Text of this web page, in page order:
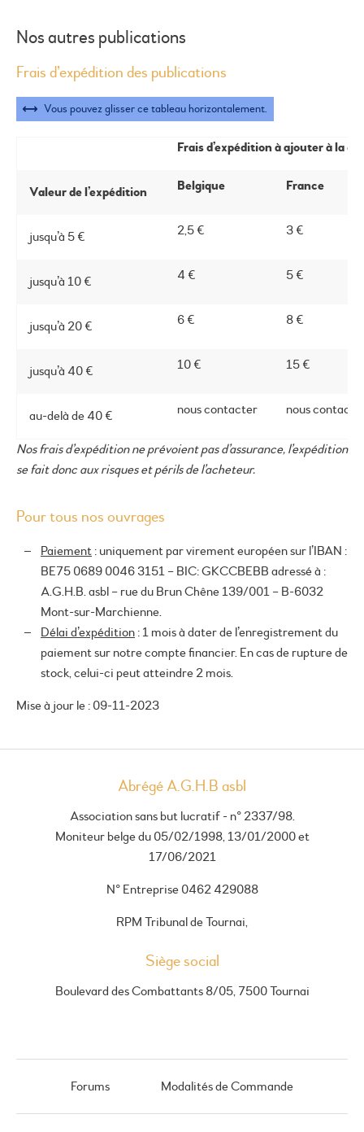
Nos autres publications
Frais d’expédition des publications
Frais d’expédition à ajouter à la
Valeur de l’expédition Belgique France
jusqu’à 5 € 2,5 € 3 €
jusqu’à 10 € 4 € 5 €
jusqu’à 20 € 6 € 8 €
jusqu’à 40 € 10 € 15 €
au-delà de 40 € nous contacter nous
Nos frais d’expédition ne prévoient pas d’assurance, l’expédition
se fait donc aux risques et périls de l’acheteur.
Pour tous nos ouvrages
Paiement : uniquement par virement européen sur l’IBAN :
BE75 0689 0046 3151 – BIC: GKCCBEBB adressé à :
A.G.H.B. asbl – rue du Brun Chêne 139/001 – B-6032
Mont-sur-Marchienne.
Délai d’expédition : 1 mois à dater de l’enregistrement du
paiement sur notre compte financier. En cas de rupture de
stock, celui-ci peut atteindre 2 mois.
Mise à jour le : 09-11-2023
Abrégé A.G.H.B asbl
Association sans but lucratif - n° 2337/98.
Moniteur belge du 05/02/1998, 13/01/2000 et
17/06/2021
N° Entreprise 0462 429088
RPM Tribunal de Tournai,
Siège social
Boulevard des Combattants 8/05, 7500 Tournai
Forums Modalités de Commande